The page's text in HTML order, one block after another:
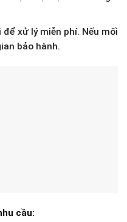
xử lý miễn phí. Nếu mối
bảo hành.
cầu: